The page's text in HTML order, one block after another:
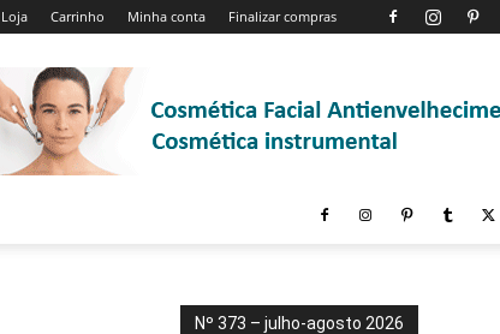
Loja Carrinho Minha conta Finalizar compras
Nº 373 – julho-agosto 2026